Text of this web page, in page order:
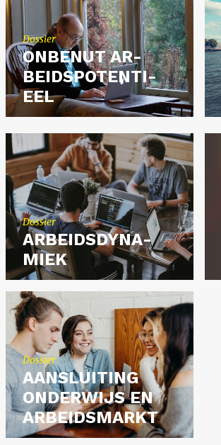
Dos­sier
ON­BE­NUT AR­
BEIDS­PO­TEN­TI­
EEL
Dos­sier
AR­BEIDS­DY­NA­
MIEK
Dos­sier
AAN­SLUI­TING
ON­DER­WIJS EN
AR­BEIDS­MARKT